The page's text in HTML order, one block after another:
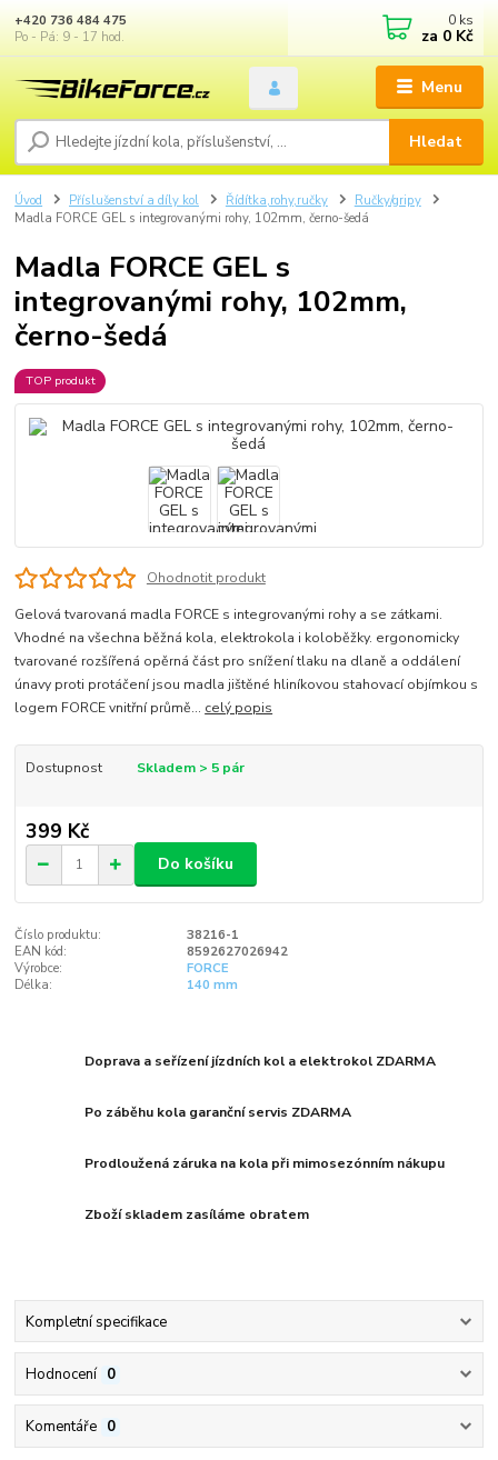
Menu
Hledat
+420 736 484 475
Po - Pá: 9 - 17 hod.
0 ks
za 0 Kč
Úvod Příslušenství a díly kol Řídítka,rohy,ručky
Ručky/gripy
Madla FORCE GEL s integrovanými rohy, 102mm, černo-šedá
Madla FORCE GEL s
integrovanými rohy, 102mm,
černo-šedá
TOP produkt
Ohodnotit produkt
Gelová tvarovaná madla FORCE s integrovanými rohy a se zátkami.
Vhodné na všechna běžná kola, elektrokola i koloběžky. ergonomicky
tvarované rozšířená opěrná část pro snížení tlaku na dlaně a oddálení
únavy proti protáčení jsou madla jištěné hliníkovou stahovací objímkou s
logem FORCE vnitřní průmě... celý popis
Dostupnost Skladem > 5 pár
399 Kč
Do košíku
Číslo produktu:
38216-1
EAN kód:
8592627026942
Výrobce:
FORCE
Délka:
140 mm
Doprava a seřízení jízdních kol a elektrokol ZDARMA
Po záběhu kola garanční servis ZDARMA
Prodloužená záruka na kola při mimosezónním nákupu
Zboží skladem zasíláme obratem
Kompletní specifikace
Hodnocení 0
Komentáře 0